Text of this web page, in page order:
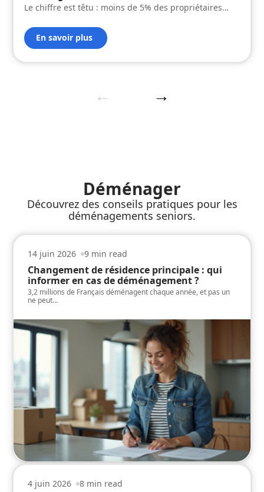
Le chiffre est têtu : moins de 5% des propriétaires…
En savoir plus
Déménager
Découvrez des conseils pratiques pour les
déménagements seniors.
9 min read
14 juin 2026
Changement de résidence principale : qui
informer en cas de déménagement ?
3,2 millions de Français déménagent chaque année, et pas un
ne peut…
8 min read
4 juin 2026